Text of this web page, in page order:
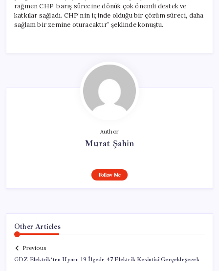
rağmen CHP, barış sürecine dönük çok önemli destek ve
katkılar sağladı. CHP’nin içinde olduğu bir çözüm süreci, daha
sağlam bir zemine oturacaktır” şeklinde konuştu.
Author
Murat Şahin
Follow Me
Other Articles
Previous
GDZ Elektrik’ten Uyarı: 19 İlçede 47 Elektrik Kesintisi Gerçekleşecek